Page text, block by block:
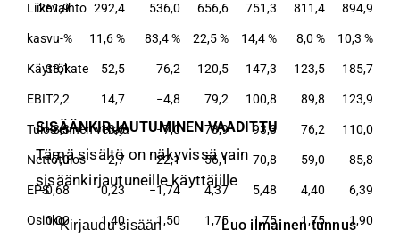
Liikevaihto
261,9 292,4 536,0 656,6 751,3 811,4 894,9
kasvu-% 11,6 % 83,4 % 22,5 % 14,4 % 8,0 % 10,3 %
Käyttökate
38,1 52,5 76,2 120,5 147,3 123,5 185,7
EBIT2,2 14,7 −4,8 79,2 100,8 89,8 123,9
Tulos ennen veroja
−8,3 13,6 −7,0 73,9 93,3 76,2 110,0
Nettotulos
−7,0 2,7 −22,1 56,1 70,8 59,0 85,8
EPS−0,68 0,23 −1,74 4,37 5,48 4,40 6,39
Osinko
0,00 1,40 1,50 1,75 1,75 1,75 1,90
SISÄÄNKIRJAUTUMINEN VAADITTU
Tämä sisältö on näkyvissä vain
sisäänkirjautuneille käyttäjille
Kirjaudu sisään Luo ilmainen tunnus